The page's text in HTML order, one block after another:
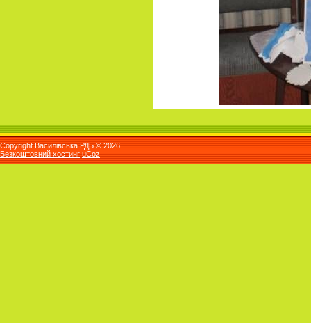
Copyright Василівська РДБ © 2026
Безкоштовний хостинг uCoz